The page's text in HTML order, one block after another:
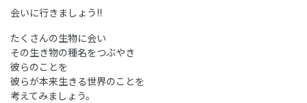
会いに行きましょう!!
たくさんの生物に会い
その生き物の種名をつぶやき
彼らのことを
彼らが本来生きる世界のことを
考えてみましょう。